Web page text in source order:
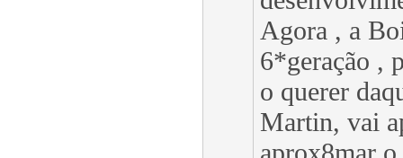
Agora , a
6*geração ,
o querer
Martin, vai